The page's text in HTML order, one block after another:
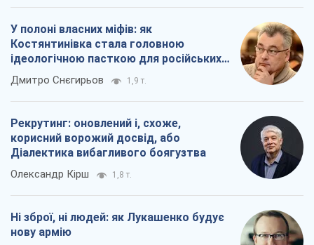
У полоні власних міфів: як
Костянтинівка стала головною
ідеологічною пасткою для російських
окупантів
Дмитро Снєгирьов 1,9 т.
Рекрутинг: оновлений і, схоже,
корисний ворожий досвід, або
Діалектика вибагливого боягузтва
Олександр Кірш 1,8 т.
Ні зброї, ні людей: як Лукашенко будує
нову армію